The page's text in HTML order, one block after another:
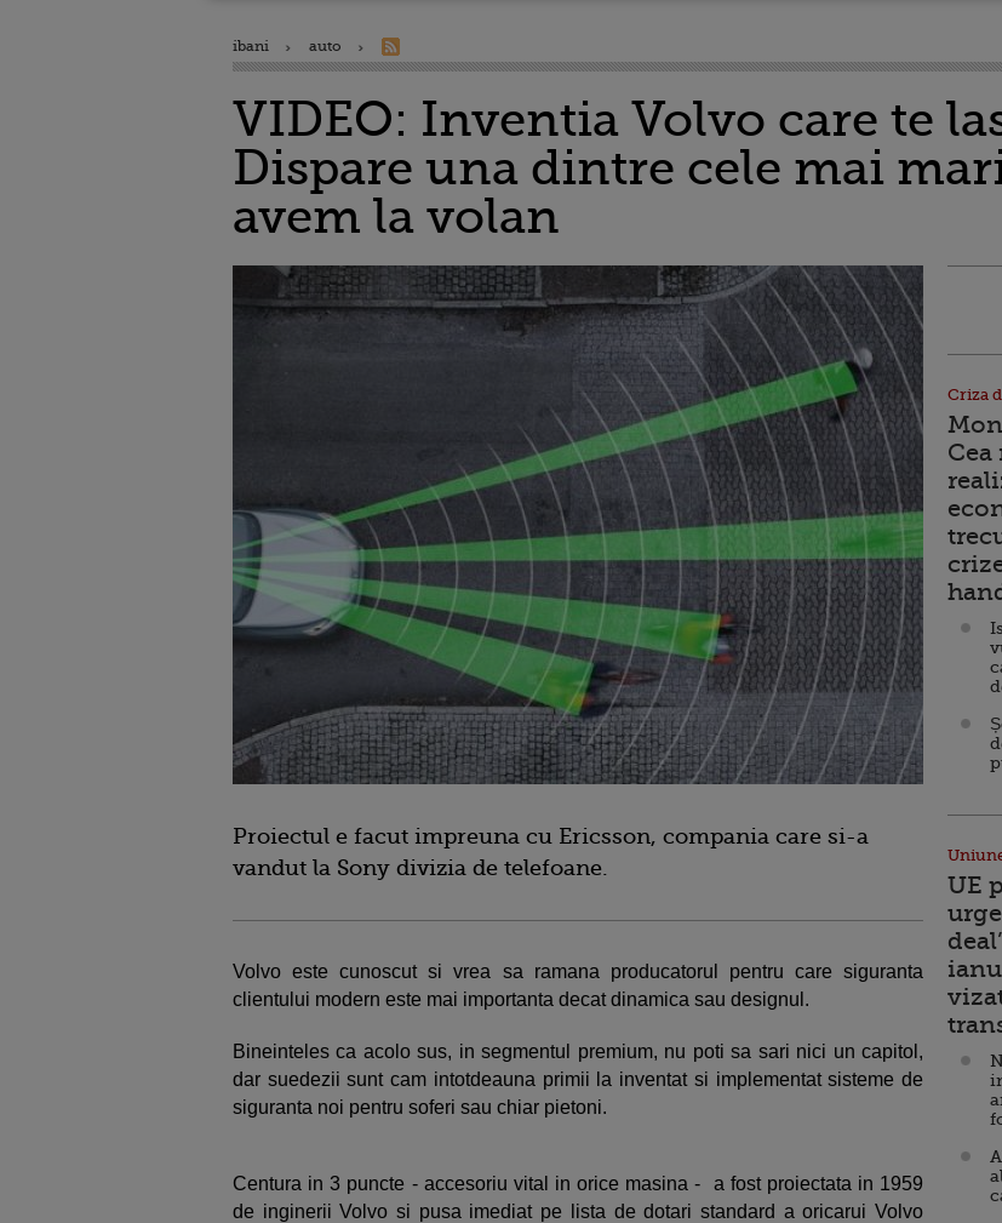
ibani auto
VIDEO: Inventia Volvo care te
Dispare una dintre cele mai
avem la volan
Proiectul e facut impreuna cu Ericsson, compania care si-a
vandut la Sony divizia de telefoane.
Volvo este cunoscut si vrea sa ramana producatorul pentru care siguranta
clientului modern este mai importanta decat dinamica sau designul.
Bineinteles ca acolo sus, in segmentul premium, nu poti sa sari nici un capitol,
dar suedezii sunt cam intotdeauna primii la inventat si implementat sisteme de
siguranta noi pentru soferi sau chiar pietoni.
Centura in 3 puncte - accesoriu vital in orice masina - a fost proiectata in 1959
de inginerii Volvo si pusa imediat pe lista de dotari standard a oricarui Volvo
Criza
UE